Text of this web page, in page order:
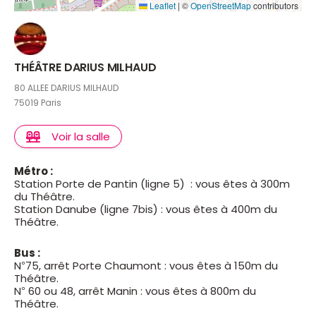
Leaflet | ©OpenStreetMapcontributors
THÉÂTRE DARIUS MILHAUD
80 ALLEE DARIUS MILHAUD
75019 Paris
Voir la salle
Métro :
Station Porte de Pantin (ligne 5) : vous êtes à 300m
du Théâtre.
Station Danube (ligne 7bis) : vous êtes à 400m du
Théâtre.
Bus :
N°75, arrêt Porte Chaumont : vous êtes à 150m du
Théâtre.
N° 60 ou 48, arrêt Manin : vous êtes à 800m du
Théâtre.